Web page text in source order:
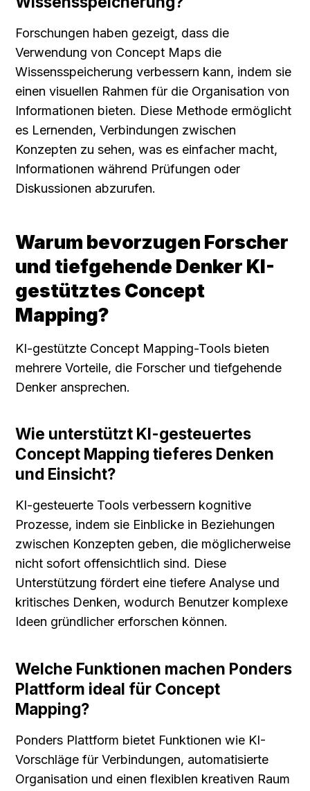
Forschungen haben gezeigt, dass die
Verwendung von Concept Maps die
Wissensspeicherung verbessern kann, indem sie
einen visuellen Rahmen für die Organisation von
Informationen bieten. Diese Methode ermöglicht
es Lernenden, Verbindungen zwischen
Konzepten zu sehen, was es einfacher macht,
Informationen während Prüfungen oder
Diskussionen abzurufen.
Warum bevorzugen Forscher
und tiefgehende Denker KI-
gestütztes Concept
Mapping?
KI-gestützte Concept Mapping-Tools bieten
mehrere Vorteile, die Forscher und tiefgehende
Denker ansprechen.
Wie unterstützt KI-gesteuertes
Concept Mapping tieferes Denken
und Einsicht?
KI-gesteuerte Tools verbessern kognitive
Prozesse, indem sie Einblicke in Beziehungen
zwischen Konzepten geben, die möglicherweise
nicht sofort offensichtlich sind. Diese
Unterstützung fördert eine tiefere Analyse und
kritisches Denken, wodurch Benutzer komplexe
Ideen gründlicher erforschen können.
Welche Funktionen machen Ponders
Plattform ideal für Concept
Mapping?
Ponders Plattform bietet Funktionen wie KI-
Vorschläge für Verbindungen, automatisierte
Organisation und einen flexiblen kreativen Raum